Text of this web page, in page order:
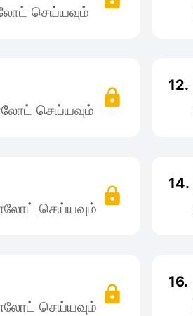
செய்யவும்
செய்யவும்
12.
செய்யவும்
14.
செய்யவும்
16.